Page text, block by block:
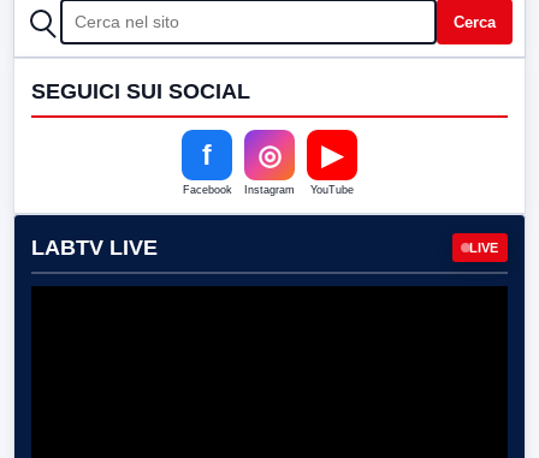
CERCA Cerca
SEGUICI SUI SOCIAL
f
Facebook
◎
Instagram
▶
YouTube
LABTV LIVE LIVE